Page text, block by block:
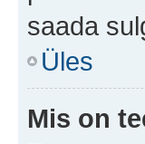
saada
Üles
Mis on